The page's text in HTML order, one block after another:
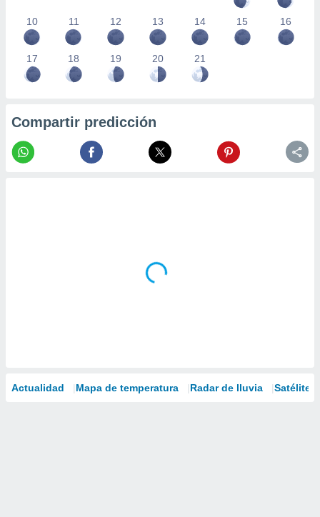
10 11 12 13 14 15 16
17 18 19 20 21
Compartir predicción
Actualidad Mapa de temperatura Radar de lluvia Satélites